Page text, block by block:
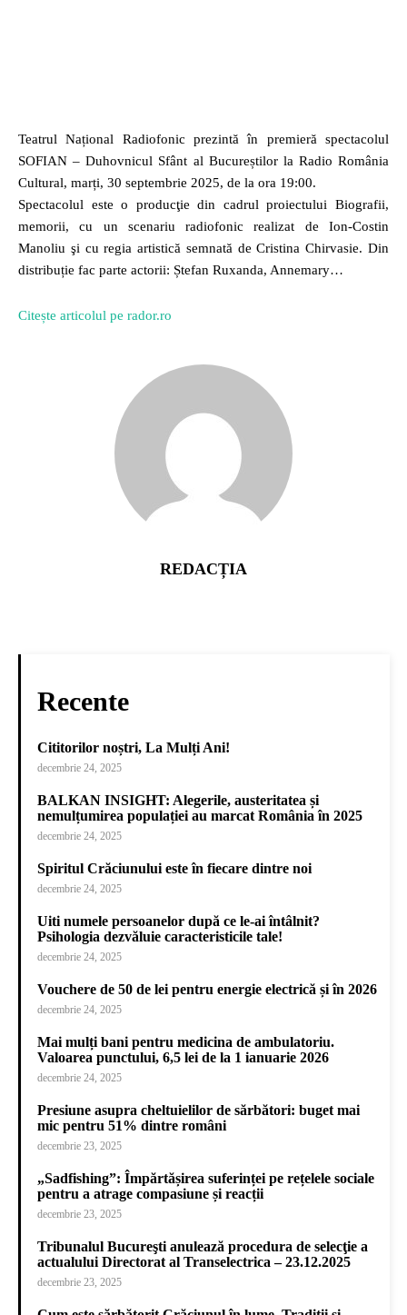
Teatrul Național Radiofonic prezintă în premieră spectacolul
SOFIAN – Duhovnicul Sfânt al Bucureștilor la Radio România
Cultural, marți, 30 septembrie 2025, de la ora 19:00.
Spectacolul este o producţie din cadrul proiectului Biografii,
memorii, cu un scenariu radiofonic realizat de Ion-Costin
Manoliu şi cu regia artistică semnată de Cristina Chirvasie. Din
distribuție fac parte actorii: Ștefan Ruxanda, Annemary…
Citește articolul pe rador.ro
REDACȚIA
Recente
Cititorilor noștri, La Mulți Ani!
decembrie 24, 2025
BALKAN INSIGHT: Alegerile, austeritatea și
nemulțumirea populației au marcat România în 2025
decembrie 24, 2025
Spiritul Crăciunului este în fiecare dintre noi
decembrie 24, 2025
Uiti numele persoanelor după ce le-ai întâlnit?
Psihologia dezvăluie caracteristicile tale!
decembrie 24, 2025
Vouchere de 50 de lei pentru energie electrică și în 2026
decembrie 24, 2025
Mai mulți bani pentru medicina de ambulatoriu.
Valoarea punctului, 6,5 lei de la 1 ianuarie 2026
decembrie 24, 2025
Presiune asupra cheltuielilor de sărbători: buget mai
mic pentru 51% dintre români
decembrie 23, 2025
„Sadfishing”: Împărtășirea suferinței pe rețelele sociale
pentru a atrage compasiune și reacții
decembrie 23, 2025
Tribunalul Bucureşti anulează procedura de selecţie a
actualului Directorat al Transelectrica – 23.12.2025
decembrie 23, 2025